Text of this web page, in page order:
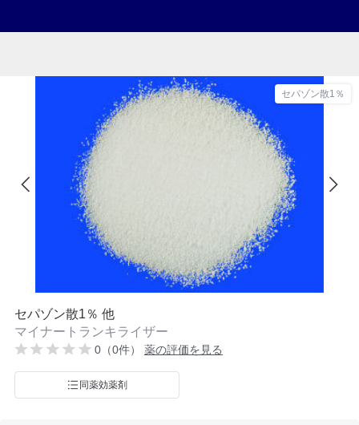
セパゾン散1％
セパゾン散1％ 他
マイナートランキライザー
0（0件） 薬の評価を見る
同薬効薬剤